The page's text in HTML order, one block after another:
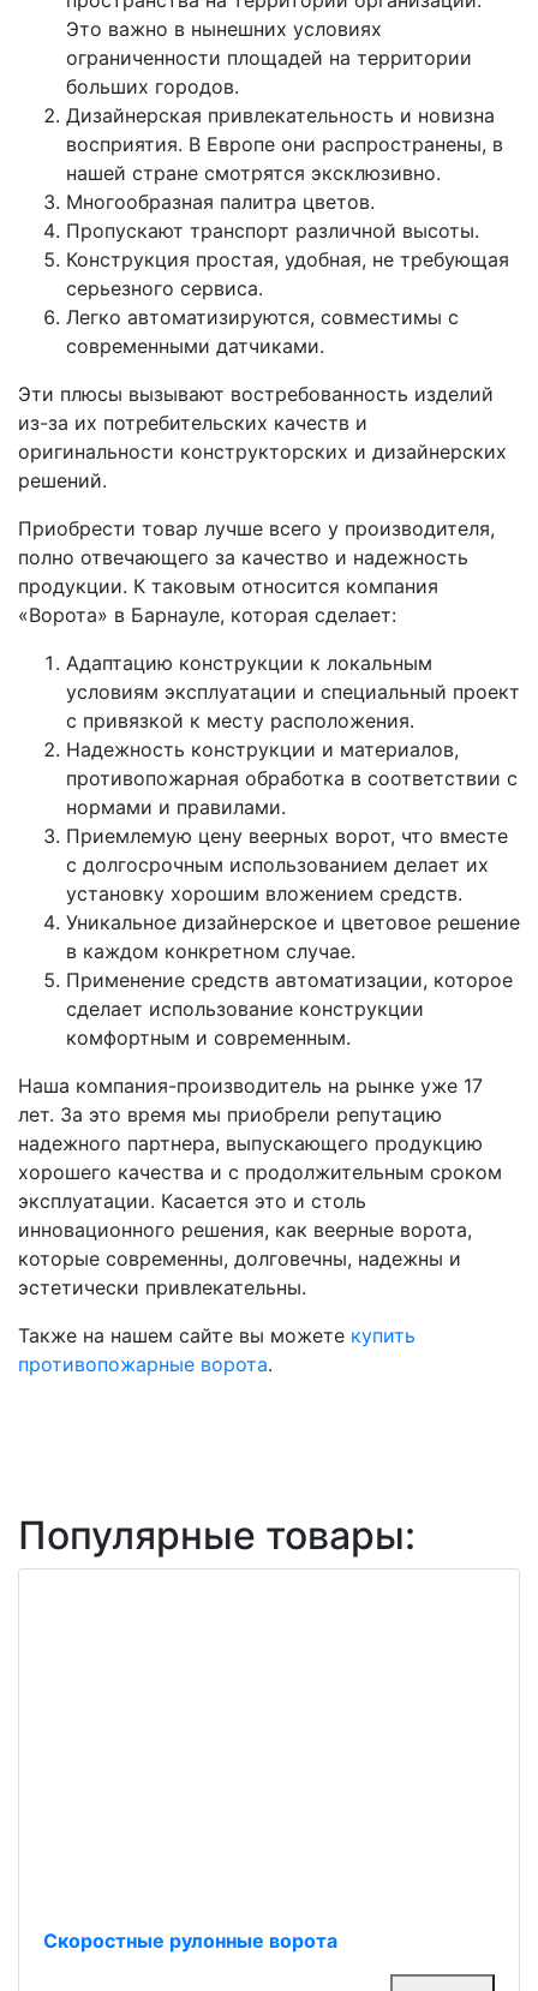
Это важно в нынешних условиях
ограниченности площадей на территории
больших городов.
Дизайнерская привлекательность и новизна
восприятия. В Европе они распространены, в
нашей стране смотрятся эксклюзивно.
Многообразная палитра цветов.
Пропускают транспорт различной высоты.
Конструкция простая, удобная, не требующая
серьезного сервиса.
Легко автоматизируются, совместимы с
современными датчиками.
Эти плюсы вызывают востребованность изделий
из-за их потребительских качеств и
оригинальности конструкторских и дизайнерских
решений.
Приобрести товар лучше всего у производителя,
полно отвечающего за качество и надежность
продукции. К таковым относится компания
«Ворота» в Барнауле, которая сделает:
Адаптацию конструкции к локальным
условиям эксплуатации и специальный проект
с привязкой к месту расположения.
Надежность конструкции и материалов,
противопожарная обработка в соответствии с
нормами и правилами.
Приемлемую цену веерных ворот, что вместе
с долгосрочным использованием делает их
установку хорошим вложением средств.
Уникальное дизайнерское и цветовое решение
в каждом конкретном случае.
Применение средств автоматизации, которое
сделает использование конструкции
комфортным и современным.
Наша компания-производитель на рынке уже 17
лет. За это время мы приобрели репутацию
надежного партнера, выпускающего продукцию
хорошего качества и с продолжительным сроком
эксплуатации. Касается это и столь
инновационного решения, как веерные ворота,
которые современны, долговечны, надежны и
эстетически привлекательны.
Также на нашем сайте вы можете купить
противопожарные ворота.
Популярные товары:
Скоростные рулонные ворота